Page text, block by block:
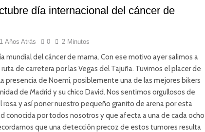
día internacional del cáncer de
Años Atrás 0 2 Minutos
mundial del cáncer de mama. Con ese motivo ayer salimos a
ruta de carretera por las Vegas del Tajuña. Tuvimos el placer de
presencia de Noemí, posiblemente una de las mejores bikers
de Madrid y su chico David. Nos sentimos orgullosos de
rosa y así poner nuestro pequeño granito de arena por esta
conocida por todos nosotros y que afecta a una de cada ocho
que una detección precoz de estos tumores resulta